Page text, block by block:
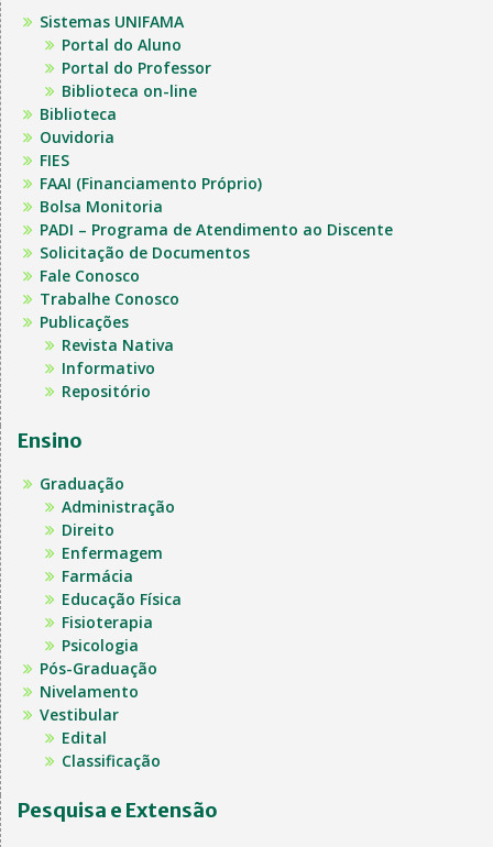
Sistemas UNIFAMA
Portal do Aluno
Portal do Professor
Biblioteca on-line
Biblioteca
Ouvidoria
FIES
FAAI (Financiamento Próprio)
Bolsa Monitoria
PADI – Programa de Atendimento ao Discente
Solicitação de Documentos
Fale Conosco
Trabalhe Conosco
Publicações
Revista Nativa
Informativo
Repositório
Ensino
Graduação
Administração
Direito
Enfermagem
Farmácia
Educação Física
Fisioterapia
Psicologia
Pós-Graduação
Nivelamento
Vestibular
Edital
Classificação
Pesquisa e Extensão